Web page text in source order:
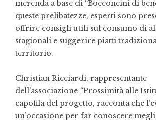
merenda a base di “Bocconcini di
queste prelibatezze, esperti sono
offrire consigli utili sul consumo di
stagionali e suggerire piatti
territorio.
Christian Ricciardi, rappresentante
dell’associazione “Prossimità alle
capofila del progetto, racconta che
un’occasione per far conoscere